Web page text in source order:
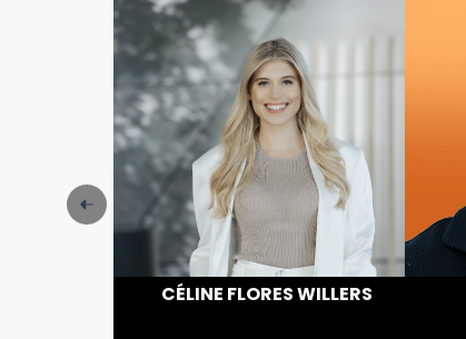
CÉLINE FLORES WILLERS